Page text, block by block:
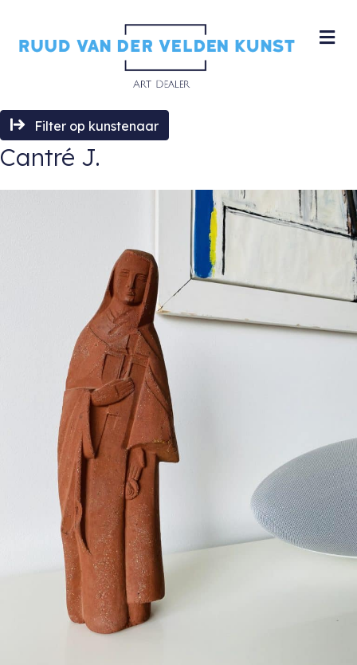
Filter op kunstenaar
Cantré J.